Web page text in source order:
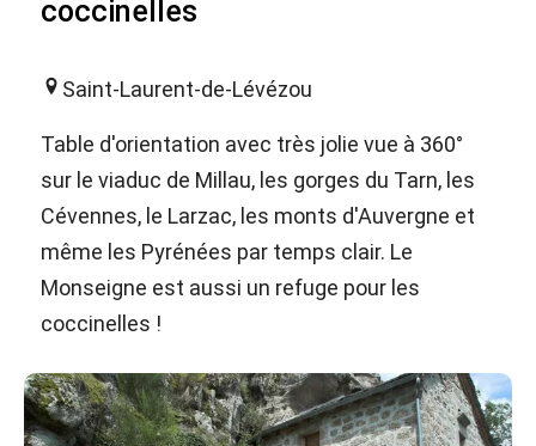
coccinelles
Saint-Laurent-de-Lévézou
Table d'orientation avec très jolie vue à 360°
sur le viaduc de Millau, les gorges du Tarn, les
Cévennes, le Larzac, les monts d'Auvergne et
même les Pyrénées par temps clair. Le
Monseigne est aussi un refuge pour les
coccinelles !